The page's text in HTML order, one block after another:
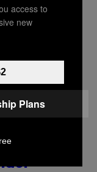
IMAGES
access to
new
Plans